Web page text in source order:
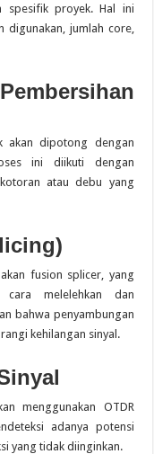
spesifik proyek. Hal ini
digunakan, jumlah core,
akan dipotong dengan
ini diikuti dengan
atau debu yang
fusion splicer, yang
melelehkan dan
bahwa penyambungan
kehilangan sinyal.
menggunakan OTDR
adanya potensi
yang tidak diinginkan.